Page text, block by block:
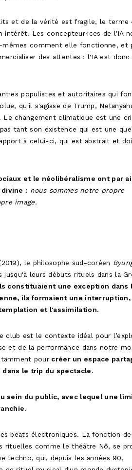
et de la vérité est fragile, le terme
intérêt. Les concepteur·ices de l'IA
mêmes comment elle fonctionne, et
des attentes : l'IA est donc
populistes et autoritaires qui
qu'il s'agisse de Trump,
Le changement climatique est une
tant son existence qui est une
à celui-ci, qui est abstrait et
et le néolibéralisme ont par
: nous sommes notre propre
image.
le philosophe sud-coréen
leurs débuts rituels dans la
constituaient une exception dans
ils formaient une interruption,
et l'assimilation.
club est le contexte idéal pour
et de la performance dans notre
pour créer un espace
le trip du spectacle.
sein du public, avec lequel une
beats électroniques. La fonction de
rituelles comme le théâtre Nô, se
techno, qui, depuis les années 90,